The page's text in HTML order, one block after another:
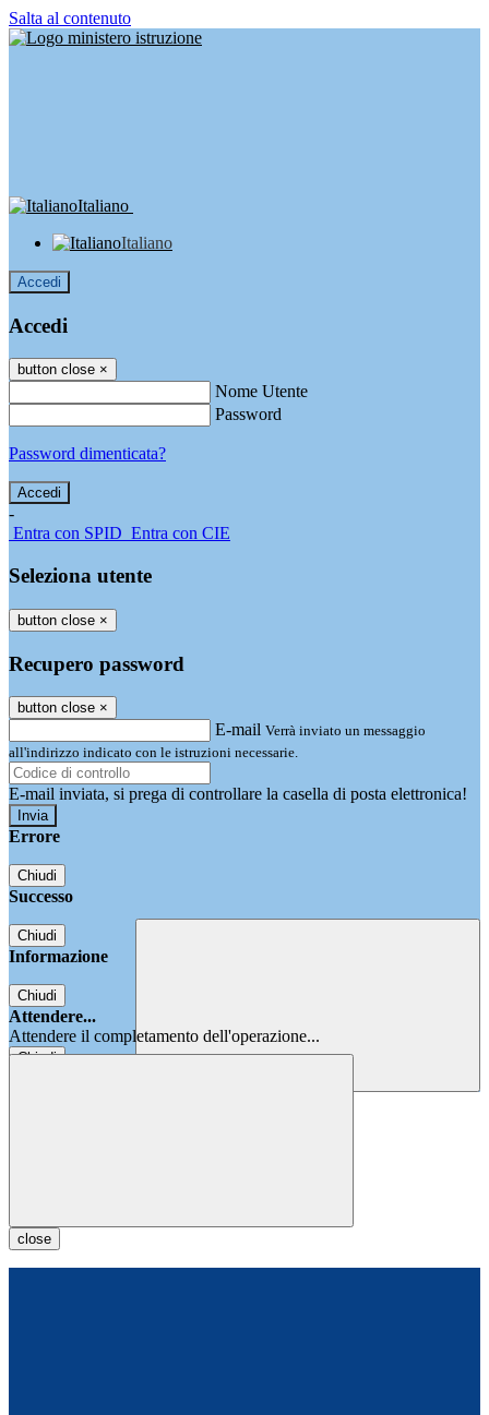
Salta al contenuto
Italiano
Italiano
Accedi
Accedi
button close ×
Nome Utente
Password
Password dimenticata?
-
Entra con SPID Entra con CIE
Seleziona utente
button close ×
Recupero password
button close ×
E-mail Verrà inviato un messaggio
all'indirizzo indicato con le istruzioni necessarie.
E-mail inviata, si prega di controllare la casella di posta elettronica!
Errore
Chiudi
Successo
Chiudi
Informazione
Chiudi
Attendere...
Attendere il completamento dell'operazione...
Chiudi
close